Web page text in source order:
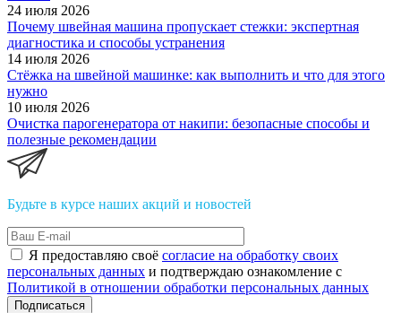
24 июля 2026
Почему швейная машина пропускает стежки: экспертная
диагностика и способы устранения
14 июля 2026
Стёжка на швейной машинке: как выполнить и что для этого
нужно
10 июля 2026
Очистка парогенератора от накипи: безопасные способы и
полезные рекомендации
Будьте в курсе наших акций и новостей
Я предоставляю своё согласие на обработку своих
персональных данных и подтверждаю ознакомление с
Политикой в отношении обработки персональных данных
Подписаться